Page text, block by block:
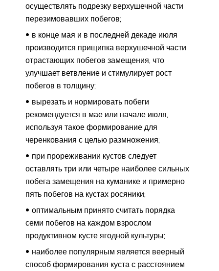
осуществлять подрезку верхушечной части
перезимовавших побегов;
в конце мая и в последней декаде июля
производится прищипка верхушечной части
отрастающих побегов замещения, что
улучшает ветвление и стимулирует рост
побегов в толщину;
вырезать и нормировать побеги
рекомендуется в мае или начале июля,
используя такое формирование для
черенкования с целью размножения;
при прореживании кустов следует
оставлять три или четыре наиболее сильных
побега замещения на куманике и примерно
пять побегов на кустах росяники;
оптимальным принято считать порядка
семи побегов на каждом взрослом
продуктивном кусте ягодной культуры;
наиболее популярным является веерный
способ формирования куста с расстоянием